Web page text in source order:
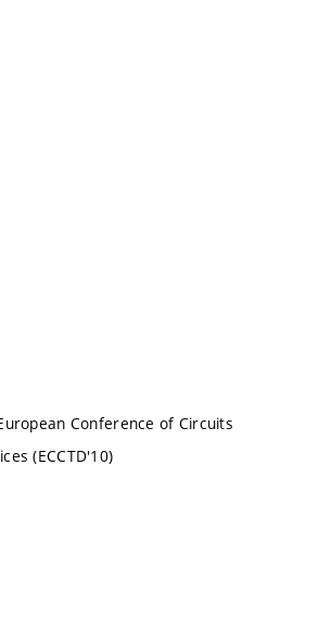
Conference of Circuits
(ECCTD'10)